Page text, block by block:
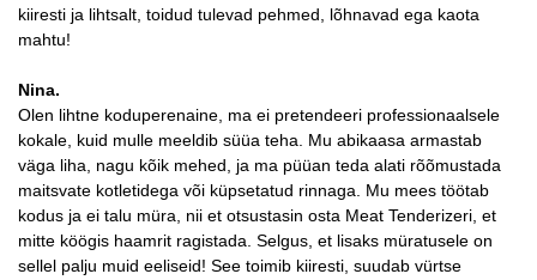
kiiresti ja lihtsalt, toidud tulevad pehmed, lõhnavad ega kaota
mahtu!
Nina.
Olen lihtne koduperenaine, ma ei pretendeeri professionaalsele
kokale, kuid mulle meeldib süüa teha. Mu abikaasa armastab
väga liha, nagu kõik mehed, ja ma püüan teda alati rõõmustada
maitsvate kotletidega või küpsetatud rinnaga. Mu mees töötab
kodus ja ei talu müra, nii et otsustasin osta Meat Tenderizeri, et
mitte köögis haamrit ragistada. Selgus, et lisaks müratusele on
sellel palju muid eeliseid! See toimib kiiresti, suudab vürtse